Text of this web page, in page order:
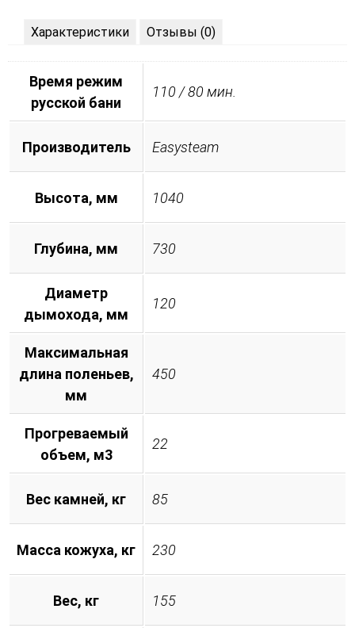
Характеристики Отзывы (0)
Время режим
русской бани
110 / 80 мин.
Производитель Easysteam
Высота, мм 1040
Глубина, мм 730
Диаметр
дымохода, мм
120
Максимальная
длина поленьев,
мм
450
Прогреваемый
объем, м3
22
Вес камней, кг 85
Масса кожуха, кг 230
Вес, кг 155